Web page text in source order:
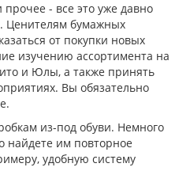
- все это уже давно
Ценителям бумажных
от покупки новых
изучению ассортимента на
и Юлы, а также принять
Вы обязательно
из-под обуви. Немного
найдете им повторное
удобную систему